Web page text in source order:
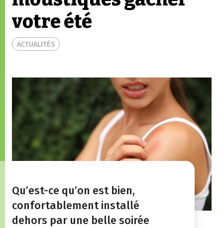
votre été
ACTUALITÉS
Qu’est-ce qu’on est bien,
confortablement installé
dehors par une belle soirée